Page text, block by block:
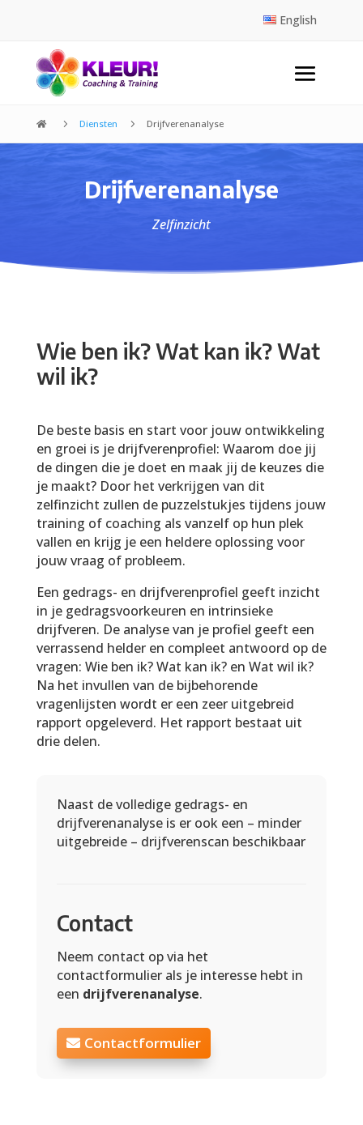
English
 5 Diensten 5 Drijfverenanalyse
Drijfverenanalyse
Zelfinzicht
Wie ben ik? Wat kan ik? Wat
wil ik?
De beste basis en start voor jouw ontwikkeling
en groei is je drijfverenprofiel: Waarom doe jij
de dingen die je doet en maak jij de keuzes die
je maakt? Door het verkrijgen van dit
zelfinzicht zullen de puzzelstukjes tijdens jouw
training of coaching als vanzelf op hun plek
vallen en krijg je een heldere oplossing voor
jouw vraag of probleem.
Een gedrags- en drijfverenprofiel geeft inzicht
in je gedragsvoorkeuren en intrinsieke
drijfveren. De analyse van je profiel geeft een
verrassend helder en compleet antwoord op de
vragen: Wie ben ik? Wat kan ik? en Wat wil ik?
Na het invullen van de bijbehorende
vragenlijsten wordt er een zeer uitgebreid
rapport opgeleverd. Het rapport bestaat uit
drie delen.
Naast de volledige gedrags- en
drijfverenanalyse is er ook een – minder
uitgebreide – drijfverenscan beschikbaar
Contact
Neem contact op via het
contactformulier als je interesse hebt in
een drijfverenanalyse.
Contactformulier